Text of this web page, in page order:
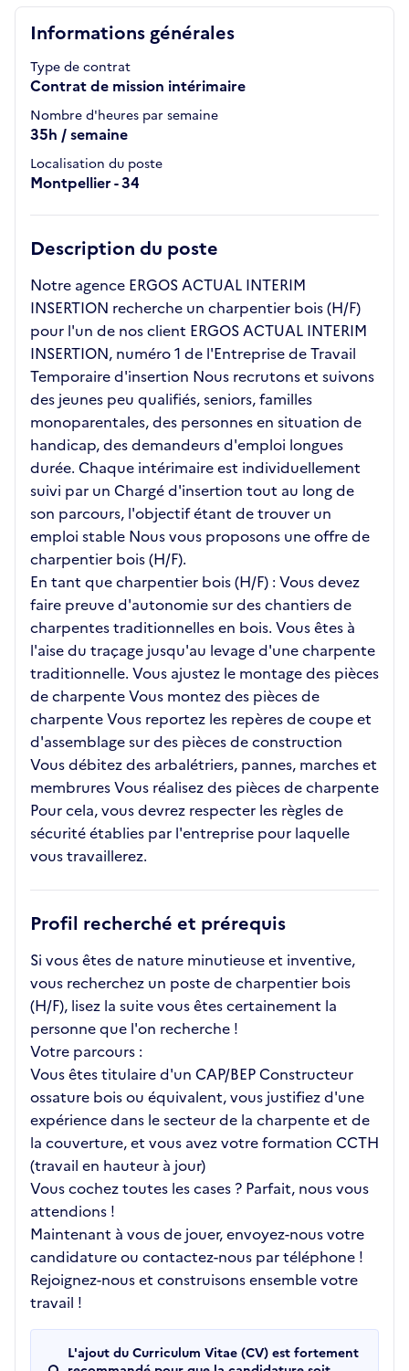
Informations générales
Type de contrat
Contrat de mission intérimaire
Nombre d'heures par semaine
35h / semaine
Localisation du poste
Montpellier - 34
Description du poste
Notre agence ERGOS ACTUAL INTERIM
INSERTION recherche un charpentier bois (H/F)
pour l'un de nos client ERGOS ACTUAL INTERIM
INSERTION, numéro 1 de l'Entreprise de Travail
Temporaire d'insertion Nous recrutons et suivons
des jeunes peu qualifiés, seniors, familles
monoparentales, des personnes en situation de
handicap, des demandeurs d'emploi longues
durée. Chaque intérimaire est individuellement
suivi par un Chargé d'insertion tout au long de
son parcours, l'objectif étant de trouver un
emploi stable Nous vous proposons une offre de
charpentier bois (H/F).
En tant que charpentier bois (H/F) : Vous devez
faire preuve d'autonomie sur des chantiers de
charpentes traditionnelles en bois. Vous êtes à
l'aise du traçage jusqu'au levage d'une charpente
traditionnelle. Vous ajustez le montage des pièces
de charpente Vous montez des pièces de
charpente Vous reportez les repères de coupe et
d'assemblage sur des pièces de construction
Vous débitez des arbalétriers, pannes, marches et
membrures Vous réalisez des pièces de charpente
Pour cela, vous devrez respecter les règles de
sécurité établies par l'entreprise pour laquelle
vous travaillerez.
Profil recherché et prérequis
Si vous êtes de nature minutieuse et inventive,
vous recherchez un poste de charpentier bois
(H/F), lisez la suite vous êtes certainement la
personne que l'on recherche !
Votre parcours :
Vous êtes titulaire d'un CAP/BEP Constructeur
ossature bois ou équivalent, vous justifiez d'une
expérience dans le secteur de la charpente et de
la couverture, et vous avez votre formation CCTH
(travail en hauteur à jour)
Vous cochez toutes les cases ? Parfait, nous vous
attendions !
Maintenant à vous de jouer, envoyez-nous votre
candidature ou contactez-nous par téléphone !
Rejoignez-nous et construisons ensemble votre
travail !
L'ajout du Curriculum Vitae (CV) est fortement